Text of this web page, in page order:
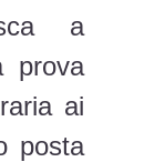
a
prova
ai
posta